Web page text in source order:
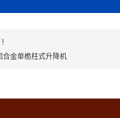
合金单桅柱式升降机